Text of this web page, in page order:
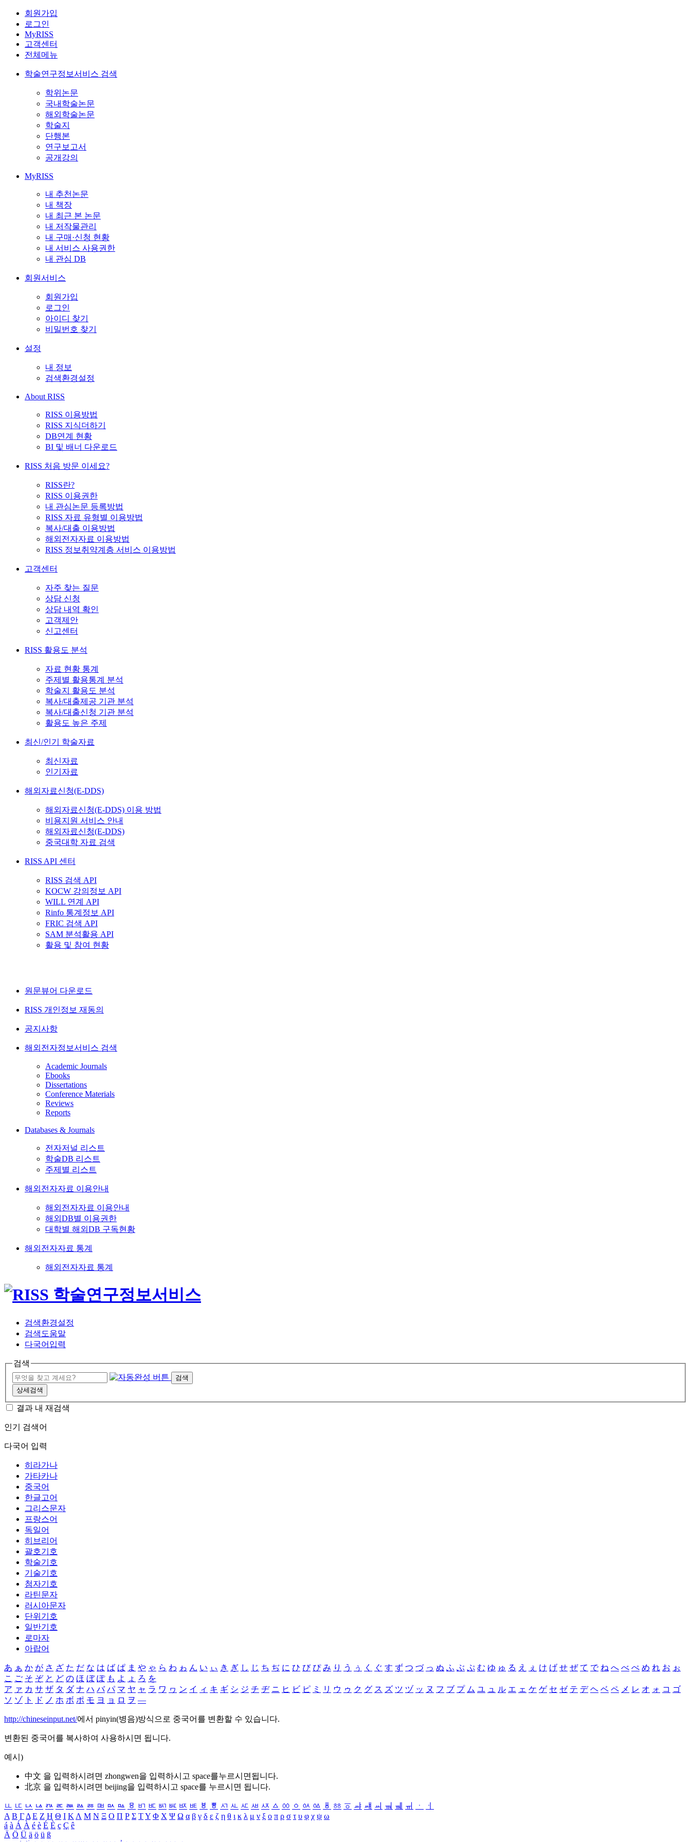
회원가입
로그인
MyRISS
고객센터
전체메뉴
학술연구정보서비스 검색
학위논문
국내학술논문
해외학술논문
학술지
단행본
연구보고서
공개강의
MyRISS
내 추천논문
내 책장
내 최근 본 논문
내 저작물관리
내 구매·신청 현황
내 서비스 사용권한
내 관심 DB
회원서비스
회원가입
로그인
아이디 찾기
비밀번호 찾기
설정
내 정보
검색환경설정
About RISS
RISS 이용방법
RISS 지식더하기
DB연계 현황
BI 및 배너 다운로드
RISS 처음 방문 이세요?
RISS란?
RISS 이용권한
내 관심논문 등록방법
RISS 자료 유형별 이용방법
복사/대출 이용방법
해외전자자료 이용방법
RISS 정보취약계층 서비스 이용방법
고객센터
자주 찾는 질문
상담 신청
상담 내역 확인
고객제안
신고센터
RISS 활용도 분석
자료 현황 통계
주제별 활용통계 분석
학술지 활용도 분석
복사/대출제공 기관 분석
복사/대출신청 기관 분석
활용도 높은 주제
최신/인기 학술자료
최신자료
인기자료
해외자료신청(E-DDS)
해외자료신청(E-DDS) 이용 방법
비용지원 서비스 안내
해외자료신청(E-DDS)
중국대학 자료 검색
RISS API 센터
RISS 검색 API
KOCW 강의정보 API
WILL 연계 API
Rinfo 통계정보 API
FRIC 검색 API
SAM 분석활용 API
활용 및 참여 현황
원문뷰어 다운로드
RISS 개인정보 재동의
공지사항
해외전자정보서비스 검색
Academic Journals
Ebooks
Dissertations
Conference Materials
Reviews
Reports
Databases & Journals
전자저널 리스트
학술DB 리스트
주제별 리스트
해외전자자료 이용안내
해외전자자료 이용안내
해외DB별 이용권한
대학별 해외DB 구독현황
해외전자자료 통계
해외전자자료 통계
검색환경설정
검색도움말
다국어입력
검색
검색
상세검색
결과 내 재검색
인기 검색어
다국어 입력
히라가나
가타카나
중국어
한글고어
그리스문자
프랑스어
독일어
히브리어
괄호기호
학술기호
기술기호
첨자기호
라틴문자
러시아문자
단위기호
일반기호
로마자
아랍어
あ ぁ か が さ ざ た だ な は ば ぱ ま や ゃ ら わ ゎ ん い ぃ き ぎ し じ ち ぢ に ひ び ぴ み り う ぅ く ぐ す ず つ づ っ ぬ ふ ぶ ぷ む ゆ ゅ る え ぇ け げ せ ぜ て で ね へ べ ぺ め れ お ぉ
こ ご そ ぞ と ど の ほ ぼ ぽ も よ ょ ろ を
ア ァ カ サ ザ タ ダ ナ ハ バ パ マ ヤ ャ ラ ワ ヮ ン イ ィ キ ギ シ ジ チ ヂ ニ ヒ ビ ピ ミ リ ウ ゥ ク グ ス ズ ツ ヅ ッ ヌ フ ブ プ ム ユ ュ ル エ ェ ケ ゲ セ ゼ テ デ ヘ ベ ペ メ レ オ ォ コ ゴ
ソ ゾ ト ド ノ ホ ボ ポ モ ヨ ョ ロ ヲ ―
http://chineseinput.net/에서 pinyin(병음)방식으로 중국어를 변환할 수 있습니다.
변환된 중국어를 복사하여 사용하시면 됩니다.
예시)
中文 을 입력하시려면 zhongwen을 입력하시고 space를누르시면됩니다.
北京 을 입력하시려면 beijing을 입력하시고 space를 누르시면 됩니다.
ㅥ ㅦ ㅧ ㅨ ㅩ ㅪ ㅫ ㅬ ㅭ ㅮ ㅯ ㅰ ㅱ ㅲ ㅳ ㅴ ㅵ ㅶ ㅷ ㅸ ㅹ ㅺ ㅻ ㅼ ㅽ ㅾ ㅿ ㆀ ㆁ ㆂ ㆃ ㆄ ㆅ ㆆ ㆇ ㆈ ㆉ ㆊ ㆋ ㆌ ㆍ
ㆎ
Α Β ΓΔ Ε Ζ Η Θ Ι ΚΛ Μ Ν Ξ Ο Π Ρ Σ ΤΥ Φ Χ Ψ Ω α β γ δ ε ζ η θ ι κ λ μ ν ξ ο π ρ σ τ υ φ χ ψ ω
á à Á À é è É È ç Ç ê
Ä Ö Ü ä ö ü ß